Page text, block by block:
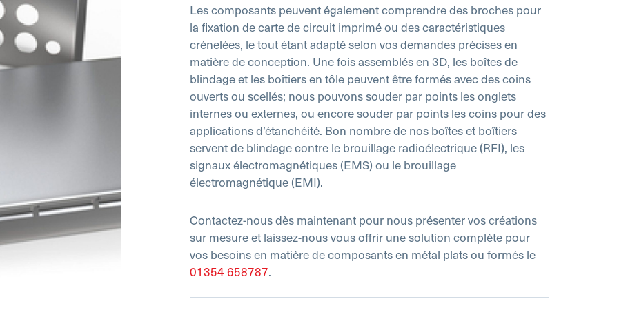
Les composants peuvent également comprendre des broches pour
la fixation de carte de circuit imprimé ou des caractéristiques
crénelées, le tout étant adapté selon vos demandes précises en
matière de conception. Une fois assemblés en 3D, les boîtes de
blindage et les boîtiers en tôle peuvent être formés avec des coins
ouverts ou scellés; nous pouvons souder par points les onglets
internes ou externes, ou encore souder par points les coins pour des
applications d’étanchéité. Bon nombre de nos boîtes et boîtiers
servent de blindage contre le brouillage radioélectrique (RFI), les
signaux électromagnétiques (EMS) ou le brouillage
électromagnétique (EMI).
Contactez-nous dès maintenant pour nous présenter vos créations
sur mesure et laissez-nous vous offrir une solution complète pour
vos besoins en matière de composants en métal plats ou formés le
01354 658787.